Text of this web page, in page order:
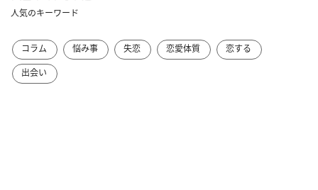
人気のキーワード
コラム 悩み事 失恋 恋愛体質
恋する
出会い